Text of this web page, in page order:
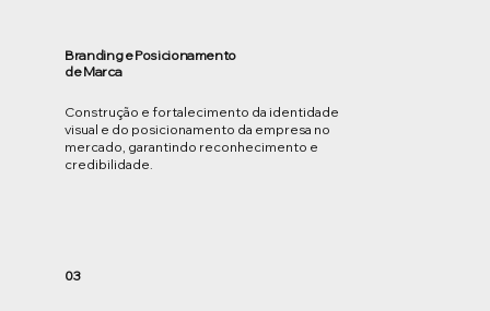
Branding e Posicionamento
de Marca
Construção e fortalecimento da identidade
visual e do posicionamento da empresa no
mercado, garantindo reconhecimento e
credibilidade.
03